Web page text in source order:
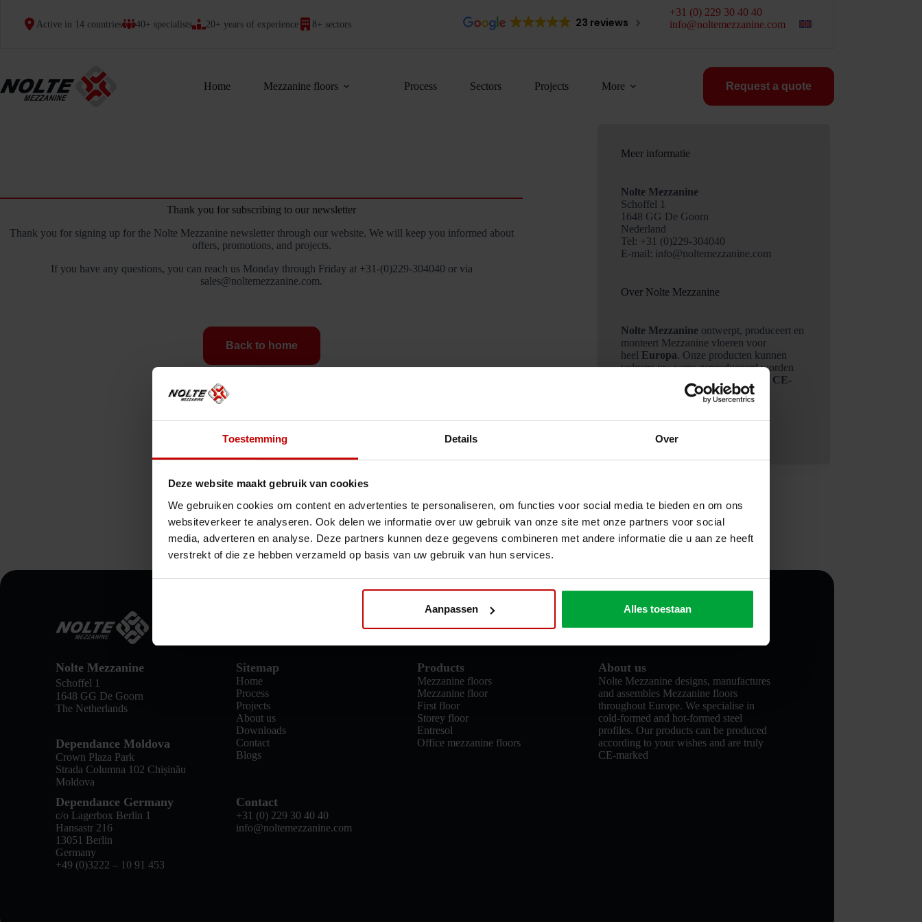
Toestemming Details Over
Deze website maakt gebruik van cookies
We gebruiken cookies om content en advertenties te personaliseren, om functies voor social media te bieden en om ons
websiteverkeer te analyseren. Ook delen we informatie over uw gebruik van onze site met onze partners voor social
media, adverteren en analyse. Deze partners kunnen deze gegevens combineren met andere informatie die u aan ze heeft
verstrekt of die ze hebben verzameld op basis van uw gebruik van hun services.
Aanpassen Alles toestaan
content
Active in 14 countries 40+ specialists 20+ years of experience 8+ sectors 23 reviews
+31 (0) 229 30 40 40
info@noltemezzanine.com
Home Mezzanine floors Process Sectors Projects More Request a quote
Thank you for subscribing to our newsletter
Thank you for signing up for the Nolte Mezzanine newsletter through our website. We will keep you informed about
offers, promotions, and projects.
If you have any questions, you can reach us Monday through Friday at +31-(0)229-304040 or via
sales@noltemezzanine.com.
Back to home
Meer informatie
Nolte Mezzanine
Schoffel 1
1648 GG De Goorn
Nederland
Tel: +31 (0)229-304040
E-mail: info@noltemezzanine.com
Over Nolte Mezzanine
Nolte Mezzanineontwerpt, produceert en
monteert Mezzanine vloeren voor
heel Europa. Onze producten kunnen
volgens uw wens geproduceerd worden
CE-
Nolte Mezzanine
Schoffel 1
1648 GG De Goorn
The Netherlands
Dependance Moldova
Crown Plaza Park
Strada Columna 102 Chișinău
Moldova
Sitemap
Home
Process
Projects
About us
Downloads
Contact
Blogs
Products
Mezzanine floors
Mezzanine floor
First floor
Storey floor
Entresol
Office mezzanine floors
About us
Nolte Mezzanine designs, manufactures
and assembles Mezzanine floors
throughout Europe. We specialise in
cold-formed and hot-formed steel
profiles. Our products can be produced
according to your wishes and are truly
CE-marked
Dependance Germany
c/o Lagerbox Berlin 1
Hansastr 216
13051 Berlin
Germany
+49 (0)3222 – 10 91 453
Contact
+31 (0) 229 30 40 40
info@noltemezzanine.com